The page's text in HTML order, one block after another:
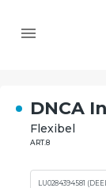
DNCA
Flexibel
ART.8
LU0284394581